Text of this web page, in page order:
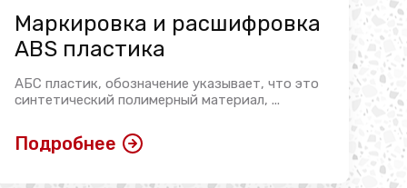
Маркировка и расшифровка
ABS пластика
АБС пластик, обозначение указывает, что это
синтетический полимерный материал, ...
Подробнее